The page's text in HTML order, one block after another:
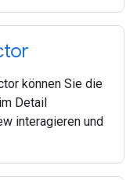
können Sie die
Detail
interagieren und